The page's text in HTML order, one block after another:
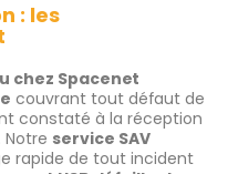
: les
chez Spacenet
couvrant tout défaut de
constaté à la réception
service SAV
rapide de tout incident